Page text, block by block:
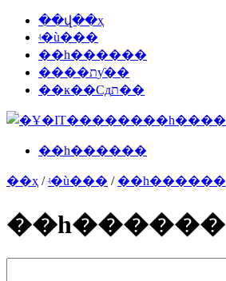
��վ��ҳ
ʵ�ù���
��һ������
����תƴ��
��ĸ��Сдת��
��һ������
��ҳ /ʵ�ù��� / ��һ������
��һ������